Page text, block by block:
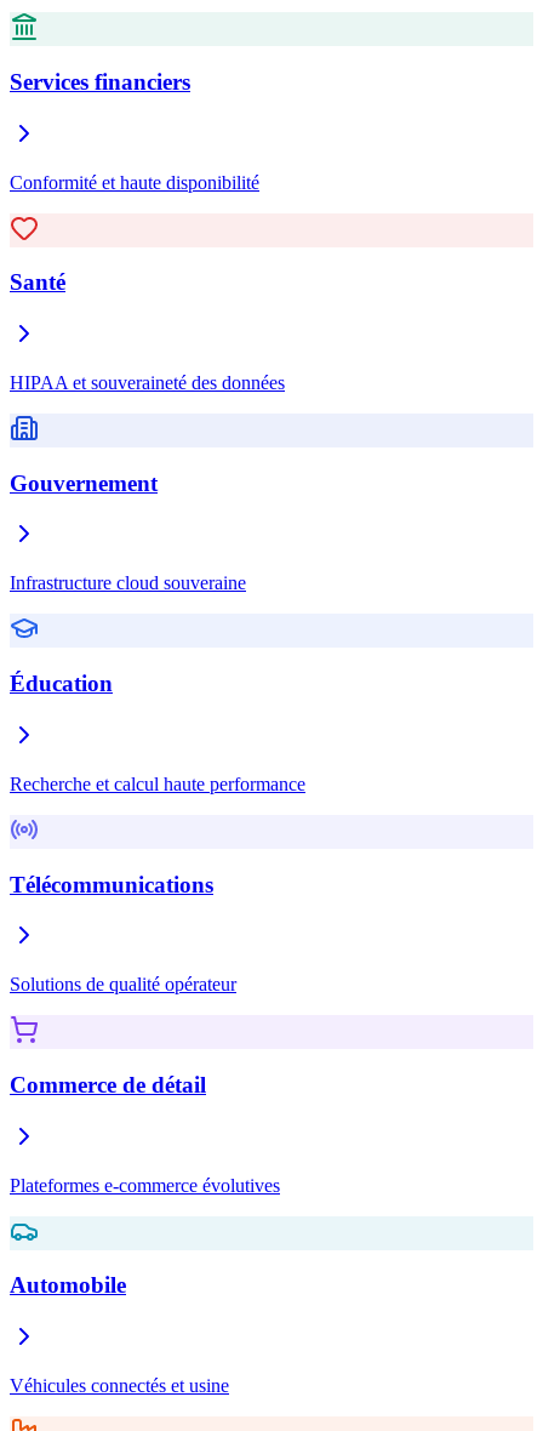
Services financiers
Conformité et haute disponibilité
Santé
HIPAA et souveraineté des données
Gouvernement
Infrastructure cloud souveraine
Éducation
Recherche et calcul haute performance
Télécommunications
Solutions de qualité opérateur
Commerce de détail
Plateformes e-commerce évolutives
Automobile
Véhicules connectés et usine